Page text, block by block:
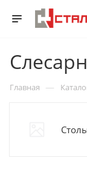
Главная —